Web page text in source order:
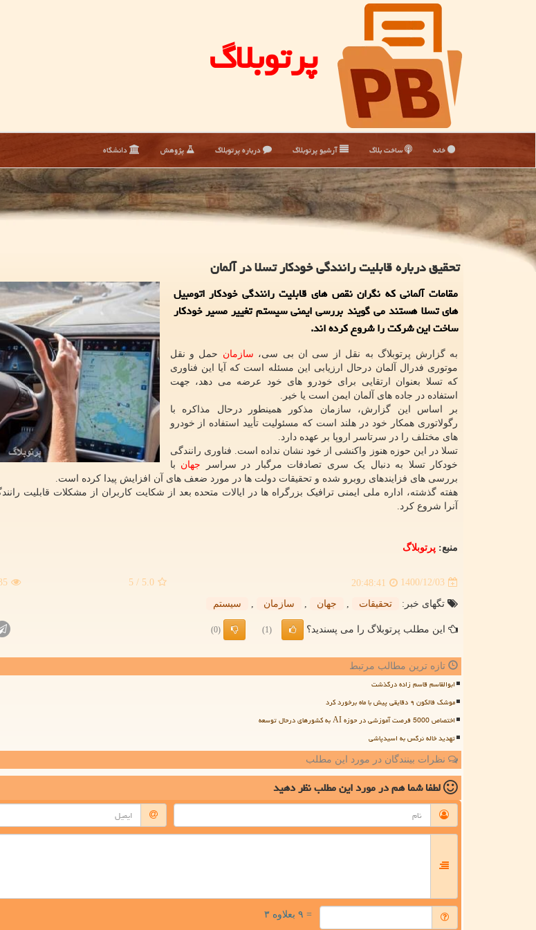
پرتوبلاگ
خانه ساخت بلاگ آرشیو پرتوبلاگ درباره پرتوبلاگ پژوهش دانشگاه
تحقیق درباره قابلیت رانندگی خودکار تسلا در آلمان
مقامات آلمانی که نگران نقص های قابلیت رانندگی خودکار اتومبیل
های تسلا هستند می گویند بررسی ایمنی سیستم تغییر مسیر خودکار
ساخت این شرکت را شروع کرده اند.
به گزارش پرتوبلاگ به نقل از سی ان بی سی، سازمان حمل و نقل
موتوری فدرال آلمان درحال ارزیابی این مسئله است که آیا این فناوری
که تسلا بعنوان ارتقایی برای خودرو های خود عرضه می دهد، جهت
استفاده در جاده های آلمان ایمن است یا خیر.
بر اساس این گزارش، سازمان مذکور همینطور درحال مذاکره با
رگولاتوری همکار خود در هلند است که مسئولیت تأیید استفاده از خودرو
های مختلف را در سرتاسر اروپا بر عهده دارد.
تسلا در این حوزه هنوز واکنشی از خود نشان نداده است. فناوری رانندگی
خودکار تسلا به دنبال یک سری تصادفات مرگبار در سراسر جهان با
بررسی های فزایندهای روبرو شده و تحقیقات دولت ها در مورد ضعف های آن افزایش پیدا کرده است.
هفته گذشته، اداره ملی ایمنی ترافیک بزرگراه ها در ایالات متحده بعد از شکایت کاربران از مشکلات قابلیت
آنرا شروع کرد.
منبع: پرتوبلاگ
1400/12/03
20:48:41
5.0
/ 5
تگهای خبر: تحقیقات , جهان , سازمان , سیستم
این مطلب پرتوبلاگ را می پسندید؟ (1)
(0)
تازه ترین مطالب مرتبط
ابوالقاسم قاسم زاده درگذشت
موشک فالکون ۹ دقایقی پیش با ماه برخورد کرد
اختصاص 5000 فرصت آموزشی در حوزه AI به کشورهای درحال توسعه
تهدید خاله نرگس به اسیدپاشی
نظرات بینندگان در مورد این مطلب
لطفا شما همدر مورد این مطلبنظر دهید
= ۹ بعلاوه ۳